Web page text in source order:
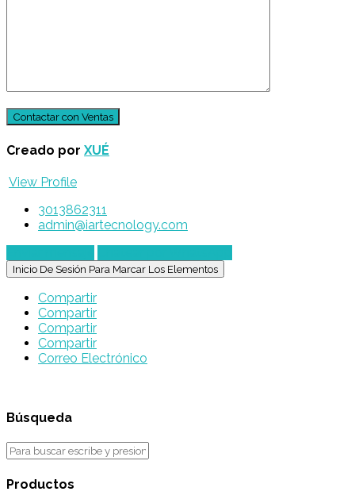
Creado por XUÉ
View Profile
3013862311
admin@iartecnology.com
Inicio De Sesión Para Marcar Los Elementos
Compartir
Compartir
Compartir
Compartir
Correo Electrónico
Búsqueda
Productos